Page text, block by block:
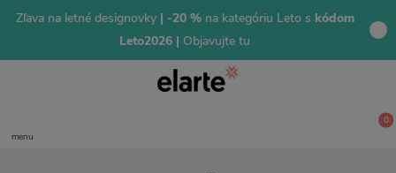
Zľava na letné designovky| -20 % na kategóriu Leto s kódom
Leto2026 | Objavujte tu
menu
0